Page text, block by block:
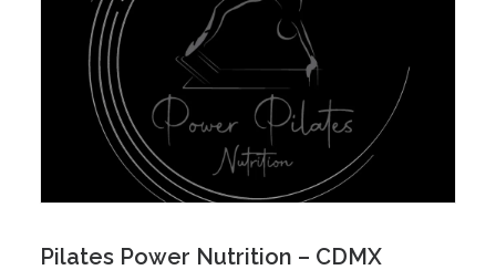
Pilates Power Nutrition – CDMX